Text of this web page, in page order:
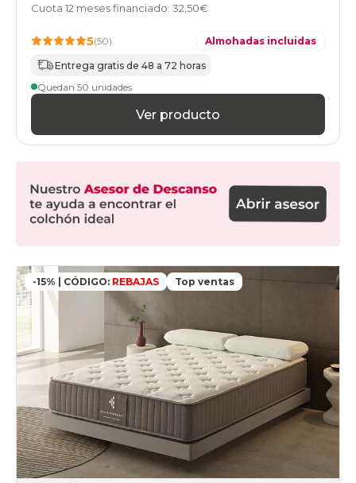
Cuota 12 meses financiado: 32,50€
5(50) Almohadas incluidas
Entrega gratis de 48 a 72 horas
Quedan 50 unidades
Ver producto
-15% | CÓDIGO: REBAJAS Top ventas